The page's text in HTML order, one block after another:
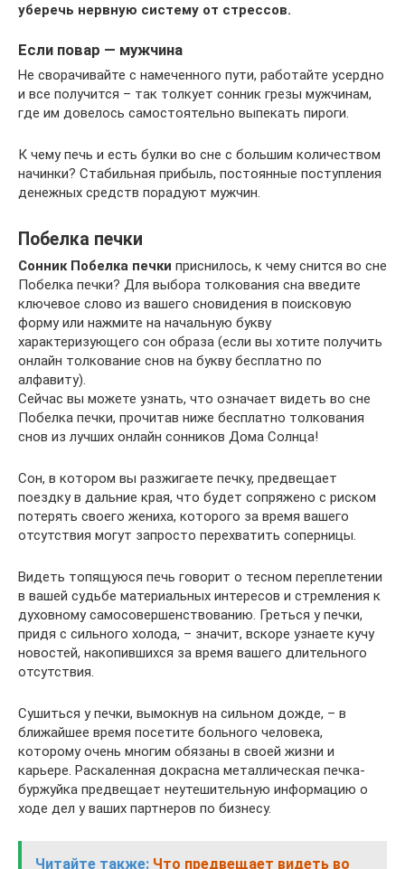
уберечь нервную систему от стрессов.
Если повар — мужчина
Не сворачивайте с намеченного пути, работайте усердно
и все получится – так толкует сонник грезы мужчинам,
где им довелось самостоятельно выпекать пироги.
К чему печь и есть булки во сне с большим количеством
начинки? Стабильная прибыль, постоянные поступления
денежных средств порадуют мужчин.
Побелка печки
Сонник Побелка печки приснилось, к чему снится во сне
Побелка печки? Для выбора толкования сна введите
ключевое слово из вашего сновидения в поисковую
форму или нажмите на начальную букву
характеризующего сон образа (если вы хотите получить
онлайн толкование снов на букву бесплатно по
алфавиту).
Сейчас вы можете узнать, что означает видеть во сне
Побелка печки, прочитав ниже бесплатно толкования
снов из лучших онлайн сонников Дома Солнца!
Сон, в котором вы разжигаете печку, предвещает
поездку в дальние края, что будет сопряжено с риском
потерять своего жениха, которого за время вашего
отсутствия могут запросто перехватить соперницы.
Видеть топящуюся печь говорит о тесном переплетении
в вашей судьбе материальных интересов и стремления к
духовному самосовершенствованию. Греться у печки,
придя с сильного холода, – значит, вскоре узнаете кучу
новостей, накопившихся за время вашего длительного
отсутствия.
Сушиться у печки, вымокнув на сильном дожде, – в
ближайшее время посетите больного человека,
которому очень многим обязаны в своей жизни и
карьере. Раскаленная докрасна металлическая печка-
буржуйка предвещает неутешительную информацию о
ходе дел у ваших партнеров по бизнесу.
Читайте также: Что предвещает видеть во